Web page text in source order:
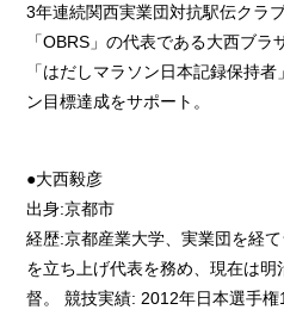
3年連続関西実業団対抗駅伝クラ
「OBRS」の代表である大西ブ
「はだしマラソン日本記録保持
ン目標達成をサポート。
●大西毅彦
出身:京都市
経歴:京都産業大学、実業団を経
を立ち上げ代表を務め、現在は
督。 競技実績: 2012年日本選手